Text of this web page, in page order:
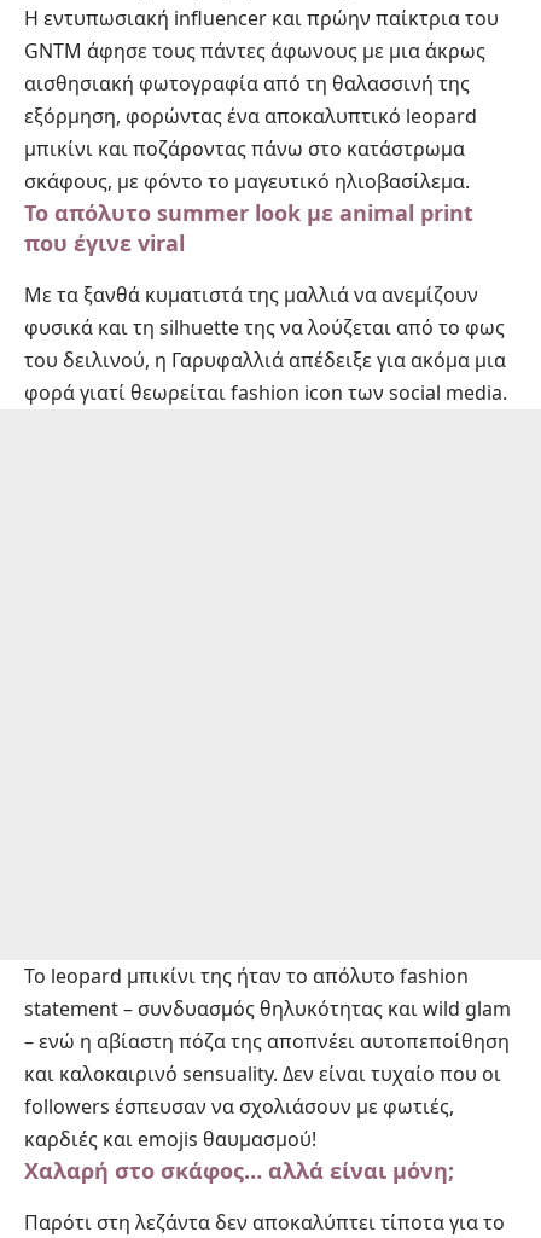
Η εντυπωσιακή influencer και πρώην παίκτρια του
GNTM άφησε τους πάντες άφωνους με μια άκρως
αισθησιακή φωτογραφία από τη θαλασσινή της
εξόρμηση, φορώντας ένα αποκαλυπτικό leopard
μπικίνι και ποζάροντας πάνω στο κατάστρωμα
σκάφους, με φόντο το μαγευτικό ηλιοβασίλεμα.
Το απόλυτο summer look με animal print
που έγινε viral
Με τα ξανθά κυματιστά της μαλλιά να ανεμίζουν
φυσικά και τη silhuette της να λούζεται από το φως
του δειλινού, η Γαρυφαλλιά απέδειξε για ακόμα μια
φορά γιατί θεωρείται fashion icon των social media.
Το leopard μπικίνι της ήταν το απόλυτο fashion
statement – συνδυασμός θηλυκότητας και wild glam
– ενώ η αβίαστη πόζα της αποπνέει αυτοπεποίθηση
και καλοκαιρινό sensuality. Δεν είναι τυχαίο που οι
followers έσπευσαν να σχολιάσουν με φωτιές,
καρδιές και emojis θαυμασμού!
Χαλαρή στο σκάφος… αλλά είναι μόνη;
Παρότι στη λεζάντα δεν αποκαλύπτει τίποτα για το